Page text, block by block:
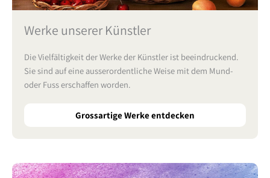
Werke unserer Künstler
Die Vielfältigkeit der Werke der Künstler ist beeindruckend.
Sie sind auf eine ausserordentliche Weise mit dem Mund-
oder Fuss erschaffen worden.
Grossartige Werke entdecken